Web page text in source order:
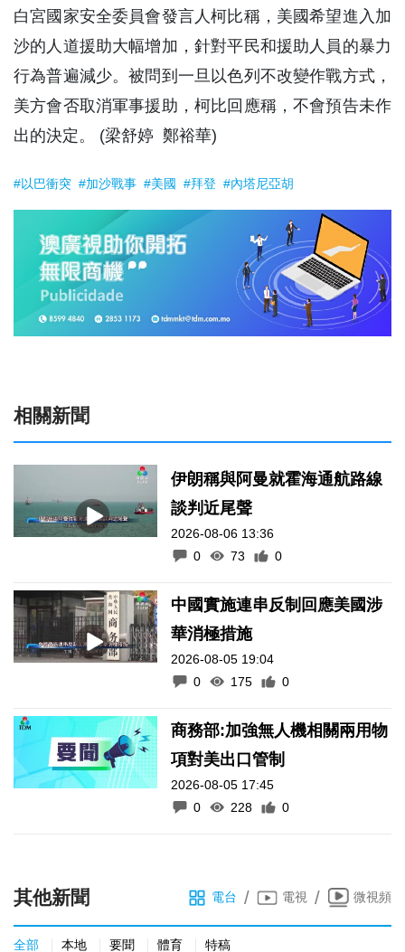
白宮國家安全委員會發言人柯比稱，美國希望進入加
沙的人道援助大幅增加，針對平民和援助人員的暴力
行為普遍減少。被問到一旦以色列不改變作戰方式，
美方會否取消軍事援助，柯比回應稱，不會預告未作
出的決定。 (梁舒婷 鄭裕華)
#以巴衝突 #加沙戰事 #美國 #拜登 #內塔尼亞胡
相關新聞
伊朗稱與阿曼就霍海通航路線
談判近尾聲
2026-08-06 13:36
0
73 0
中國實施連串反制回應美國涉
華消極措施
2026-08-05 19:04
0
175 0
商務部:加強無人機相關兩用物
項對美出口管制
2026-08-05 17:45
0
228 0
其他新聞 電台 / 電視 / 微視頻
全部 本地 要聞 體育 特稿